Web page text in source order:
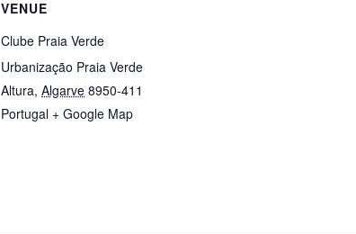
VENUE
Clube Praia Verde
Urbanização Praia Verde
Altura, Algarve 8950-411
Portugal + Google Map